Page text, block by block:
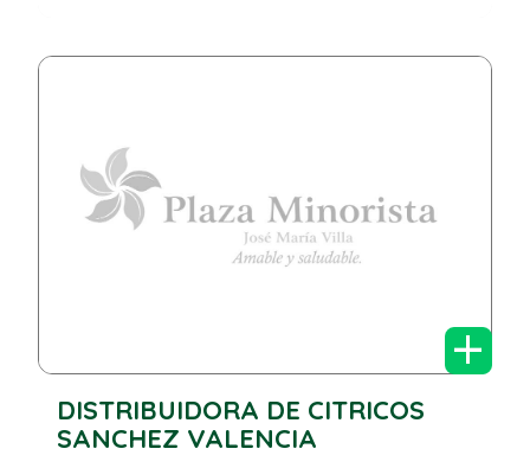
+
DISTRIBUIDORA DE CITRICOS
SANCHEZ VALENCIA